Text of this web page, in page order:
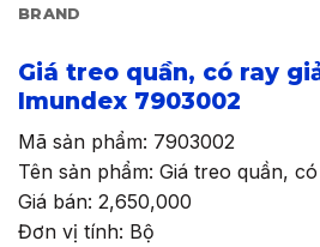
BRAND
Giá treo quần, có ray
Imundex 7903002
Mã sản phẩm: 7903002
Tên sản phẩm: Giá treo quần,
Giá bán: 2,650,000
Đơn vị tính: Bộ